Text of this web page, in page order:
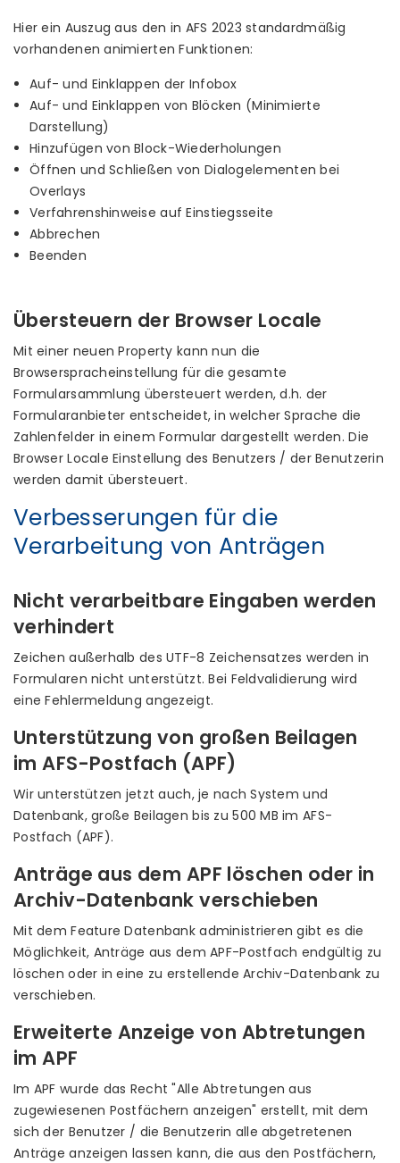
Hier ein Auszug aus den in AFS 2023 standardmäßig
vorhandenen animierten Funktionen:
Auf- und Einklappen der Infobox
Auf- und Einklappen von Blöcken (Minimierte
Darstellung)
Hinzufügen von Block-Wiederholungen
Öffnen und Schließen von Dialogelementen bei
Overlays
Verfahrenshinweise auf Einstiegsseite
Abbrechen
Beenden
Übersteuern der Browser Locale
Mit einer neuen Property kann nun die
Browserspracheinstellung für die gesamte
Formularsammlung übersteuert werden, d.h. der
Formularanbieter entscheidet, in welcher Sprache die
Zahlenfelder in einem Formular dargestellt werden. Die
Browser Locale Einstellung des Benutzers / der Benutzerin
werden damit übersteuert.
Verbesserungen für die
Verarbeitung von Anträgen
Nicht verarbeitbare Eingaben werden
verhindert
Zeichen außerhalb des UTF-8 Zeichensatzes werden in
Formularen nicht unterstützt. Bei Feldvalidierung wird
eine Fehlermeldung angezeigt.
Unterstützung von großen Beilagen
im AFS-Postfach (APF)
Wir unterstützen jetzt auch, je nach System und
Datenbank, große Beilagen bis zu 500 MB im AFS-
Postfach (APF).
Anträge aus dem APF löschen oder in
Archiv-Datenbank verschieben
Mit dem Feature Datenbank administrieren gibt es die
Möglichkeit, Anträge aus dem APF-Postfach endgültig zu
löschen oder in eine zu erstellende Archiv-Datenbank zu
verschieben.
Erweiterte Anzeige von Abtretungen
im APF
Im APF wurde das Recht "Alle Abtretungen aus
zugewiesenen Postfächern anzeigen" erstellt, mit dem
sich der Benutzer / die Benutzerin alle abgetretenen
Anträge anzeigen lassen kann, die aus den Postfächern,